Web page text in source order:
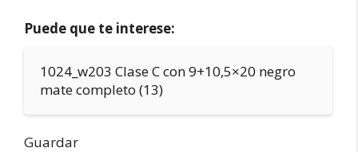
Puede que te interese:
1024_w203 Clase C con 9+10,5×20 negro
mate completo (13)
Guardar